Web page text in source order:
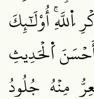
اِ۬للَّهِۚ أُوْلَٰٓئِكَ
اَ۬لۡحَدِيثِ
مِنۡهُ جُلُودُ